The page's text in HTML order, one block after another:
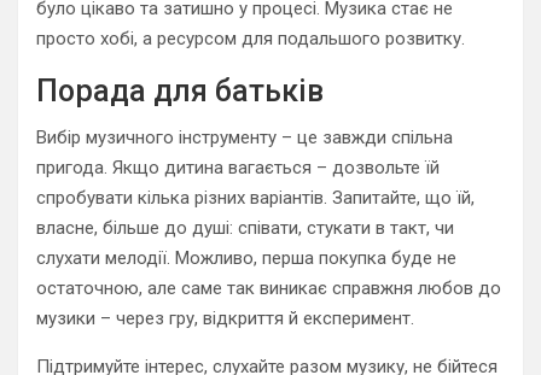
було цікаво та затишно у процесі. Музика стає не
просто хобі, а ресурсом для подальшого розвитку.
Порада для батьків
Вибір музичного інструменту – це завжди спільна
пригода. Якщо дитина вагається – дозвольте їй
спробувати кілька різних варіантів. Запитайте, що їй,
власне, більше до душі: співати, стукати в такт, чи
слухати мелодії. Можливо, перша покупка буде не
остаточною, але саме так виникає справжня любов до
музики – через гру, відкриття й експеримент.
Підтримуйте інтерес, слухайте разом музику, не бійтеся